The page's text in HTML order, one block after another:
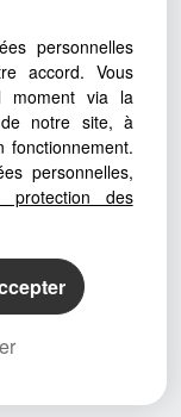
personnelles
accord. Vous
moment via la
notre site, à
fonctionnement.
personnelles,
protection des